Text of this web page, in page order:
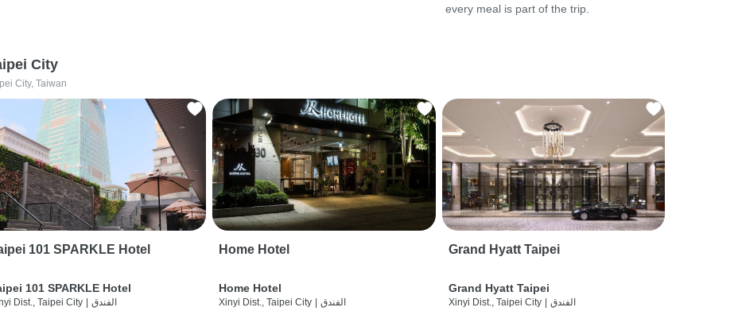
every meal is part of the trip.
City
City, Taiwan
101 SPARKLE Hotel
101 SPARKLE Hotel
Dist., Taipei City الفندق
Home Hotel
Home Hotel
Xinyi Dist., Taipei City الفندق
Grand Hyatt Taipei
Grand Hyatt Taipei
Xinyi Dist., Taipei City الفندق